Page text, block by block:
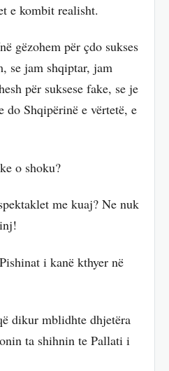
e kombit realisht.
gëzohem për çdo sukses
se jam shqiptar, jam
për suksese fake, se je
do Shqipërinë e vërtetë, e
o shoku?
me kuaj? Ne nuk
i kanë kthyer në
dikur mblidhte dhjetëra
ta shihnin te Pallati i